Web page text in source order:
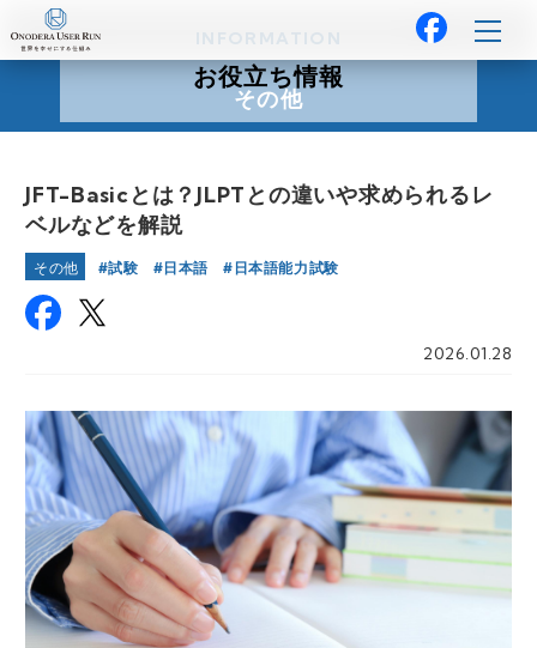
お役立ち情報
その他
JFT-Basicとは？JLPTとの違いや求められるレ
ベルなどを解説
その他 試験 日本語 日本語能力試験
2026.01.28